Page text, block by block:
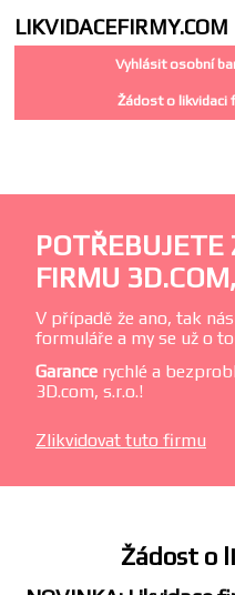
LIKVIDACEFIRMY.COM
Vyhlásit osobní
Žádost o likvidaci
FIRMU
V případě že ano, tak
formuláře a my se už o
Garance rychlé a
3D.com, s.r.o.!
Zlikvidovat tuto firmu
Žádost o